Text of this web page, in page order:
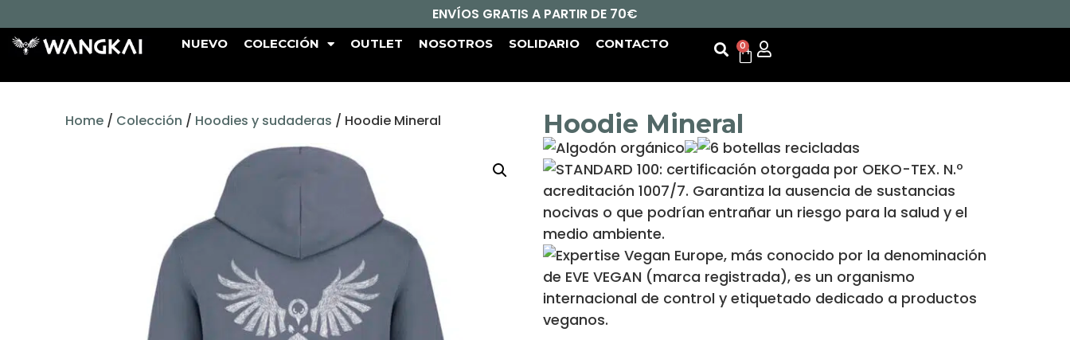
ENVÍOS GRATIS A PARTIR DE 70€
NUEVO COLECCIÓN OUTLET NOSOTROS SOLIDARIO CONTACTO 0
Home / Colección / Hoodies y sudaderas / Hoodie Mineral Hoodie Mineral